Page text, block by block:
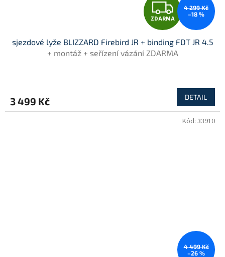
Z
D
A
M
A
ZDARMA
4 299 Kč
–18 %
sjezdové lyže BLIZZARD Firebird JR + binding FDT JR 4.5
+ montáž + seřízení vázání ZDARMA
3 499 Kč DETAIL
4 499 Kč
–26 %
Kód: 33910